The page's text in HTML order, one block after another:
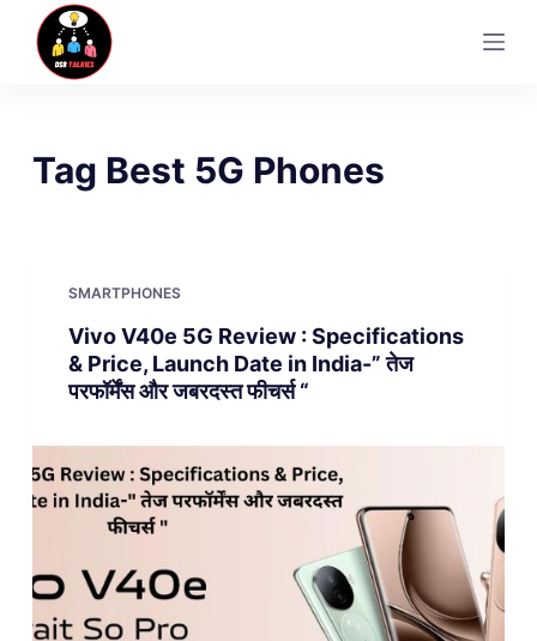
Tag Best 5G Phones
SMARTPHONES
Vivo V40e 5G Review : Specifications
& Price, Launch Date in India-” तेज
परफॉर्मेंस और जबरदस्त फीचर्स “